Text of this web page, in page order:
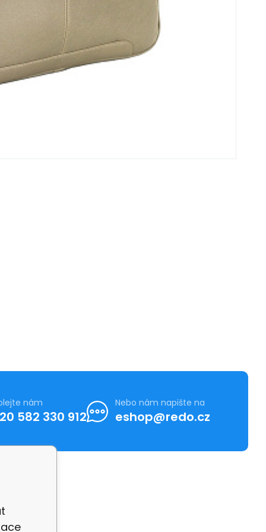
nám
582 330 912
Nebo nám napište na
eshop@redo.cz